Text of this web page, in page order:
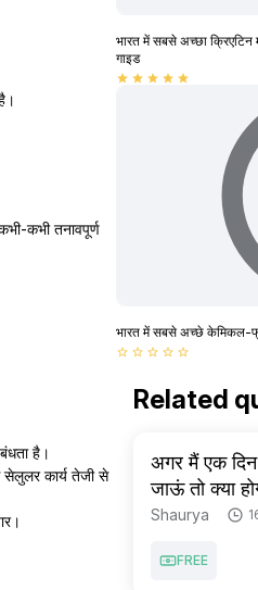
कभी तनावपूर्ण
है।
सेलुलर कार्य तेजी से
भारत में सबसे अच्छा क्रिएटिन
गाइड
star star star star star
भारत में सबसे अच्छे केमिकल-
star_border star_border star_border star_border star_border
Related
अगर मैं एक
जाऊं तो क्या
Shaurya
FREE